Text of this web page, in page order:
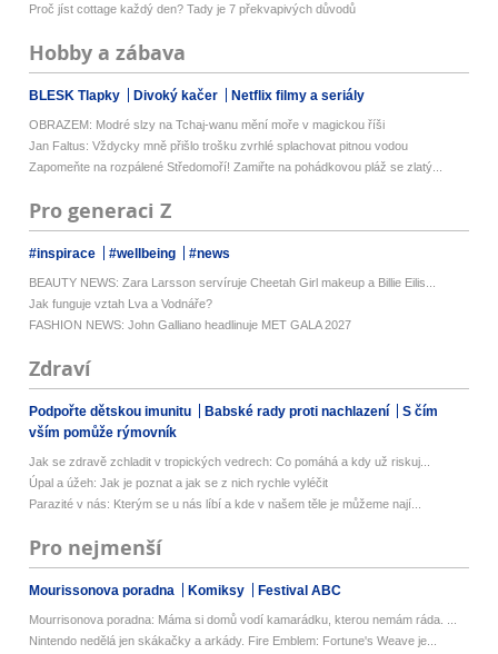
Proč jíst cottage každý den? Tady je 7 překvapivých důvodů
Hobby a zábava
BLESK Tlapky Divoký kačer Netflix filmy a seriály
OBRAZEM: Modré slzy na Tchaj-wanu mění moře v magickou říši
Jan Faltus: Vždycky mně přišlo trošku zvrhlé splachovat pitnou vodou
Zapomeňte na rozpálené Středomoří! Zamiřte na pohádkovou pláž se zlatý...
Pro generaci Z
#inspirace #wellbeing #news
BEAUTY NEWS: Zara Larsson servíruje Cheetah Girl makeup a Billie Eilis...
Jak funguje vztah Lva a Vodnáře?
FASHION NEWS: John Galliano headlinuje MET GALA 2027
Zdraví
Podpořte dětskou imunitu Babské rady proti nachlazení
S čím
vším pomůže rýmovník
Jak se zdravě zchladit v tropických vedrech: Co pomáhá a kdy už riskuj...
Úpal a úžeh: Jak je poznat a jak se z nich rychle vyléčit
Parazité v nás: Kterým se u nás líbí a kde v našem těle je můžeme nají...
Pro nejmenší
Mourissonova poradna Komiksy Festival ABC
Mourrisonova poradna: Máma si domů vodí kamarádku, kterou nemám ráda. ...
Nintendo nedělá jen skákačky a arkády. Fire Emblem: Fortune's Weave je...